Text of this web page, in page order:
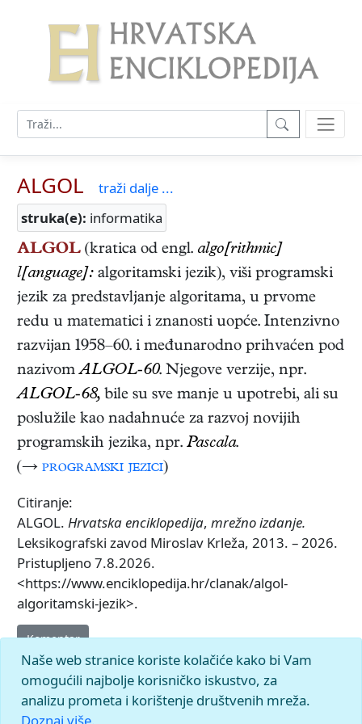
ALGOL
traži dalje ...
struka(e): informatika
ALGOL (kratica od engl. algo[rithmic]
l[anguage]: algoritamski jezik), viši programski
jezik za predstavljanje algoritama, u prvome
redu u matematici i znanosti uopće. Intenzivno
razvijan 1958–60. i međunarodno prihvaćen pod
nazivomALGOL-60. Njegove verzije, npr.
ALGOL-68, bile su sve manje u upotrebi, ali su
poslužile kao nadahnuće za razvoj novijih
programskih jezika, npr. Pascala.
(→ programski jezici)
Citiranje:
ALGOL. Hrvatska enciklopedija, mrežno izdanje.
Leksikografski zavod Miroslav Krleža, 2013. – 2026.
Pristupljeno 7.8.2026.
<https://www.enciklopedija.hr/clanak/algol-
algoritamski-jezik>.
Komentar
Naše web stranice koriste kolačiće kako bi Vam
omogućili najbolje korisničko iskustvo, za
analizu prometa i korištenje društvenih mreža.
Doznaj više.